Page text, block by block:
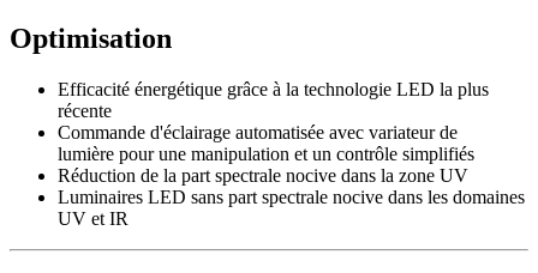
Optimisation
Efficacité énergétique grâce à la technologie LED la plus
récente
Commande d'éclairage automatisée avec variateur de
lumière pour une manipulation et un contrôle simplifiés
Réduction de la part spectrale nocive dans la zone UV
Luminaires LED sans part spectrale nocive dans les domaines
UV et IR